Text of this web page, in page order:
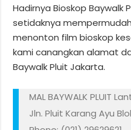
Hadirnya Bioskop Baywalk
setidaknya
menonton film bioskop
kami canangkan alamat
Baywalk Pluit Jakarta.
MAL BAYWALK PLUIT
Jln. Pluit Karang Ayu